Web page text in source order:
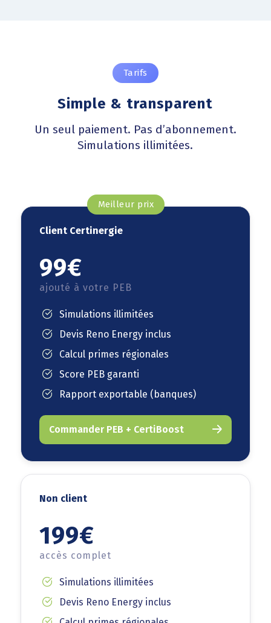
Tarifs
Simple & transparent
Un seul paiement. Pas d’abonnement.
Simulations illimitées.
Meilleur prix
Client Certinergie
99€
ajouté à votre PEB
Simulations illimitées
Devis Reno Energy inclus
Calcul primes régionales
Score PEB garanti
Rapport exportable (banques)
Commander PEB + CertiBoost
Non client
199€
accès complet
Simulations illimitées
Devis Reno Energy inclus